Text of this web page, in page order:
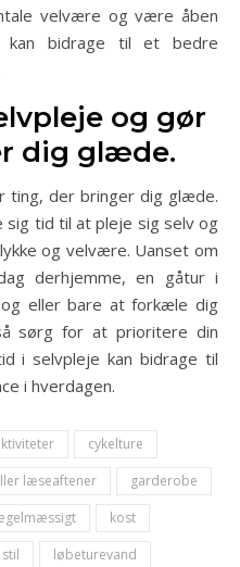
velvære og være åben
kan bidrage til et bedre
og gør
dig glæde.
ting, der bringer dig glæde.
tid til at pleje sig selv og
og velvære. Uanset om
derhjemme, en gåtur i
eller bare at forkæle dig
sørg for at prioritere din
i selvpleje kan bidrage til
i hverdagen.
cykelture
læseaftener
garderobe
kost
løbeturevand